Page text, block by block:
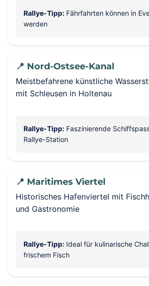
Rallye-Tipp: Fährfahrten können in
werden
📍 Nord-Ostsee-Kanal
Meistbefahrene künstliche
mit Schleusen in Holtenau
Rallye-Tipp: Faszinierende
Rallye-Station
📍 Maritimes Viertel
Historisches Hafenviertel mit
und Gastronomie
Rallye-Tipp: Ideal für kulinarische
frischem Fisch